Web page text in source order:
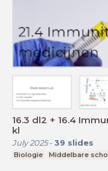
16.3 dl2 + 16.4
kl
July 2025- 39 slides
Biologie Middelbare